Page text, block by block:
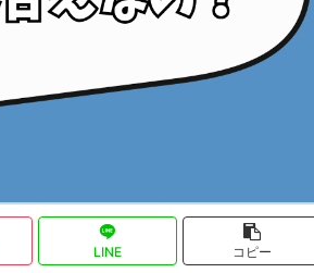
LINE
コピー